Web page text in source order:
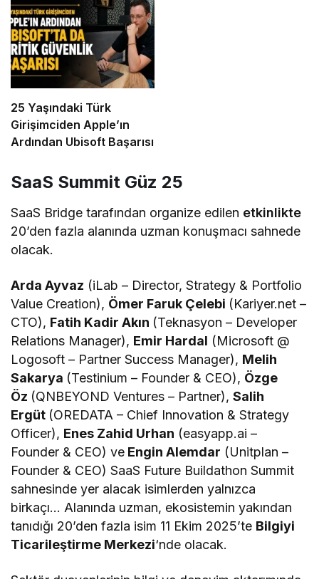
25 Yaşındaki Türk
Girişimciden Apple’ın
Ardından Ubisoft Başarısı
SaaS Summit Güz 25
SaaS Bridge tarafından organize edilen etkinlikte
20’den fazla alanında uzman konuşmacı sahnede
olacak.
Arda Ayvaz (iLab – Director, Strategy & Portfolio
Value Creation), Ömer Faruk Çelebi (Kariyer.net –
CTO), Fatih Kadir Akın (Teknasyon – Developer
Relations Manager), Emir Hardal (Microsoft @
Logosoft – Partner Success Manager), Melih
Sakarya (Testinium – Founder & CEO), Özge
Öz (QNBEYOND Ventures – Partner),Salih
Ergüt (OREDATA – Chief Innovation & Strategy
Officer), Enes Zahid Urhan (easyapp.ai –
Founder & CEO) ve Engin Alemdar (Unitplan –
Founder & CEO) SaaS Future Buildathon Summit
sahnesinde yer alacak isimlerden yalnızca
birkaçı… Alanında uzman, ekosistemin yakından
tanıdığı 20’den fazla isim 11 Ekim 2025’te Bilgiyi
Ticarileştirme Merkezi‘nde olacak.